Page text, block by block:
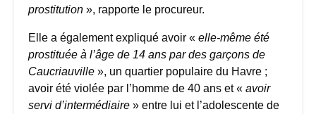
prostitution », rapporte le procureur.
Elle a également expliqué avoir « elle-même été
prostituée à l’âge de 14 ans par des garçons de
Caucriauville », un quartier populaire du Havre ;
avoir été violée par l’homme de 40 ans et « avoir
servi d’intermédiaire » entre lui et l’adolescente de